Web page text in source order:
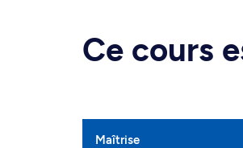
Ce cours
Maîtrise